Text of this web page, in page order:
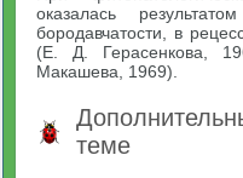
оказалась
бородавчатости, в
(Е. Д. Герасенкова,
Макашева, 1969).
теме